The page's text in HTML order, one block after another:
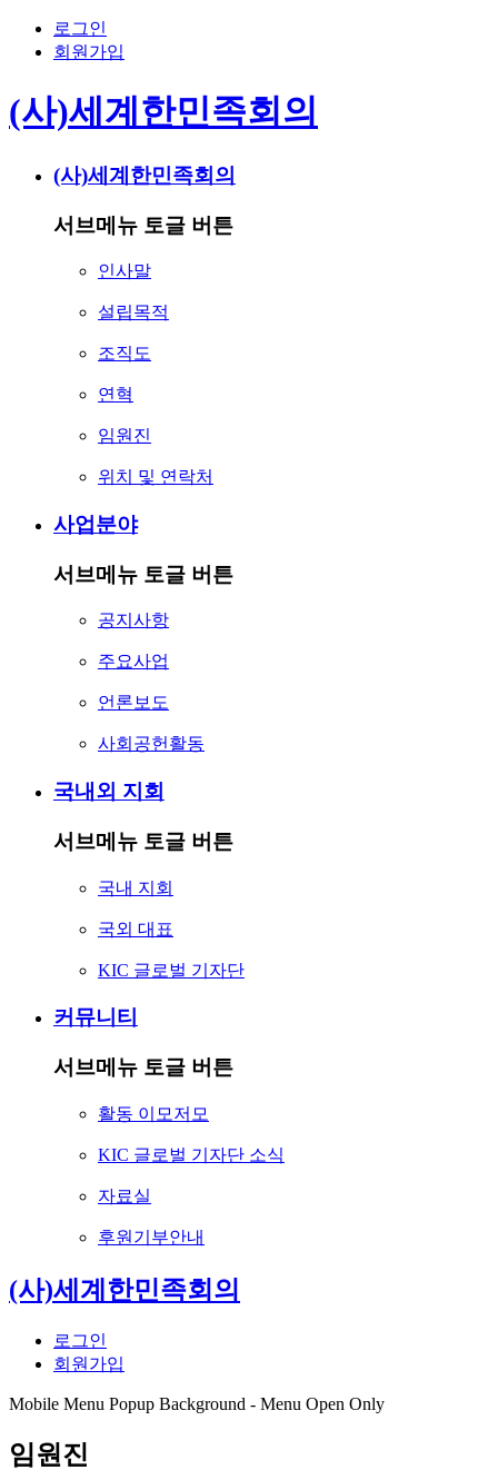
로그인
회원가입
(사)세계한민족회의
(사)세계한민족회의
서브메뉴 토글 버튼
인사말
설립목적
조직도
연혁
임원진
위치 및 연락처
사업분야
서브메뉴 토글 버튼
공지사항
주요사업
언론보도
사회공헌활동
국내외 지회
서브메뉴 토글 버튼
국내 지회
국외 대표
KIC 글로벌 기자단
커뮤니티
서브메뉴 토글 버튼
활동 이모저모
KIC 글로벌 기자단 소식
자료실
후원기부안내
(사)세계한민족회의
로그인
회원가입
Mobile Menu Popup Background - Menu Open Only
임원진